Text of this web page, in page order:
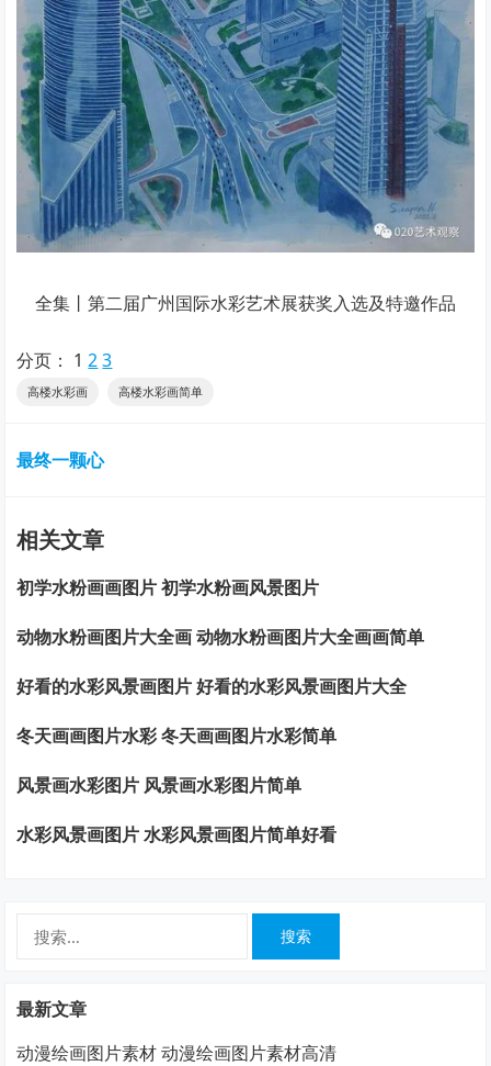
全集丨第二届广州国际水彩艺术展获奖入选及特邀作品
分页： 1 2 3
高楼水彩画 高楼水彩画简单
最终一颗心
相关文章
初学水粉画画图片 初学水粉画风景图片
动物水粉画图片大全画 动物水粉画图片大全画画简单
好看的水彩风景画图片 好看的水彩风景画图片大全
冬天画画图片水彩 冬天画画图片水彩简单
风景画水彩图片 风景画水彩图片简单
水彩风景画图片 水彩风景画图片简单好看
最新文章
动漫绘画图片素材 动漫绘画图片素材高清